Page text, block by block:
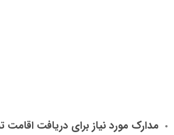
مدارک مورد نیاز برای دریافت اقامت